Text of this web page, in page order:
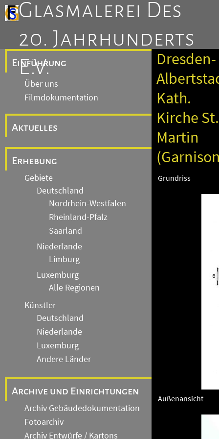
Glasmalerei Des
20. Jahrhunderts
E.V.
Einführung
Über uns
Filmdokumentation
Aktuelles
Erhebung
Gebiete
Deutschland
Nordrhein-Westfalen
Rheinland-Pfalz
Saarland
Niederlande
Limburg
Luxemburg
Alle Regionen
Künstler
Deutschland
Niederlande
Luxemburg
Andere Länder
Archive und Einrichtungen
Archiv Gebäudedokumentation
Fotoarchiv
Archiv Entwürfe / Kartons
Dresden-
Kath.
Kirche St.
Martin
Grundriss
Außenansicht